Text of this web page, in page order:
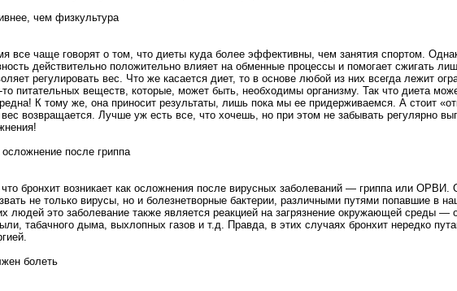
чем физкультура
все чаще говорят о том, что диеты куда более эффективны, чем занятия спортом.
действительно положительно влияет на обменные процессы и помогает сжигать
регулировать вес. Что же касается диет, то в основе любой из них всегда лежит
то питательных веществ, которые, может быть, необходимы организму. Так что диета
К тому же, она приносит результаты, лишь пока мы ее придерживаемся. А стоит
возвращается. Лучше уж есть все, что хочешь, но при этом не забывать регулярно
после гриппа
что бронхит возникает как осложнения после вирусных заболеваний — гриппа или ОРВИ.
не только вирусы, но и болезнетворные бактерии, различными путями попавшие в
людей это заболевание также является реакцией на загрязнение окружающей среды —
табачного дыма, выхлопных газов и т.д. Правда, в этих случаях бронхит нередко
болеть